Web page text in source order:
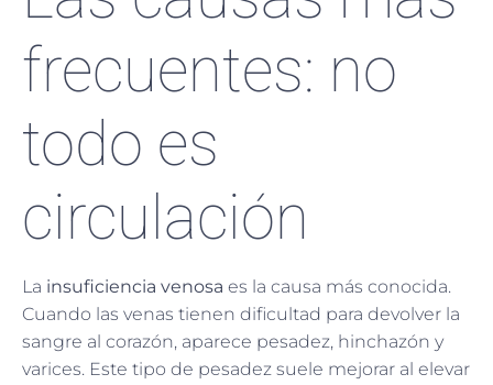
frecuentes: no
todo es
circulación
La insuficiencia venosa es la causa más conocida.
Cuando las venas tienen dificultad para devolver la
sangre al corazón, aparece pesadez, hinchazón y
varices. Este tipo de pesadez suele mejorar al elevar